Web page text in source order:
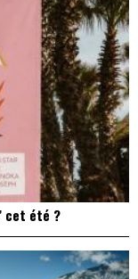
cet été ?